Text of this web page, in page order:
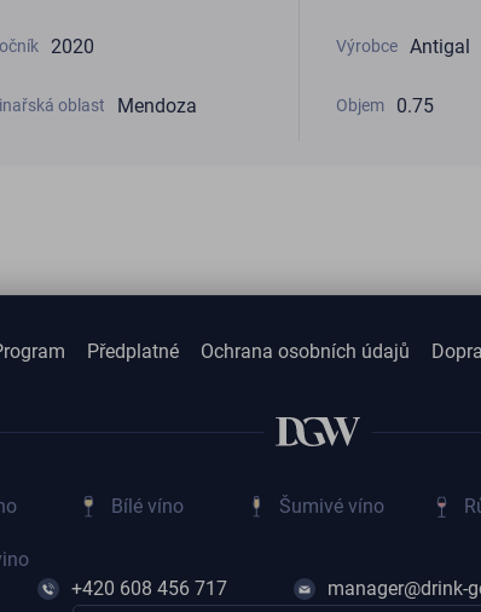
2020
oblast Mendoza
Výrobce Antigal
Objem 0.75
Předplatné Ochrana osobních údajů
Bílé víno Šumivé víno
+420 608 456 717
manager@drink-